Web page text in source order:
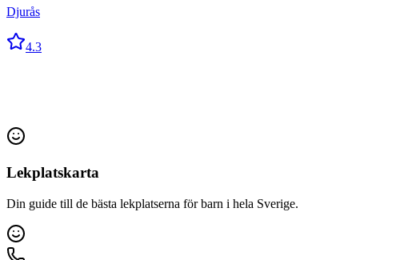
Djurås
4.3
Lekplatskarta
Din guide till de bästa lekplatserna för barn i hela Sverige.